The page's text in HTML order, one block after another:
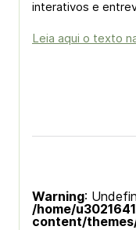
interativos e
Leia aqui o texto
Warning:
/home/
content/